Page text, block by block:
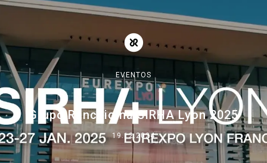
EVENTOS
Grupo Rancilio na SIRHA Lyon 2025
19.12.2024
Todos Produtos Notícias
Our brands
Group